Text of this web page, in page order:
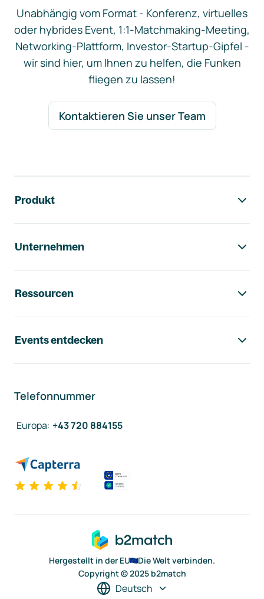
Unabhängig vom Format - Konferenz, virtuelles
oder hybrides Event, 1:1-Matchmaking-Meeting,
Networking-Plattform, Investor-Startup-Gipfel -
wir sind hier, um Ihnen zu helfen, die Funken
fliegen zu lassen!
Kontaktieren Sie unser Team
Produkt
Unternehmen
Ressourcen
Events entdecken
Telefonnummer
Europa: +43 720 884155
Hergestellt in der EU
Die Welt verbinden.
Copyright © 2025 b2match
Deutsch